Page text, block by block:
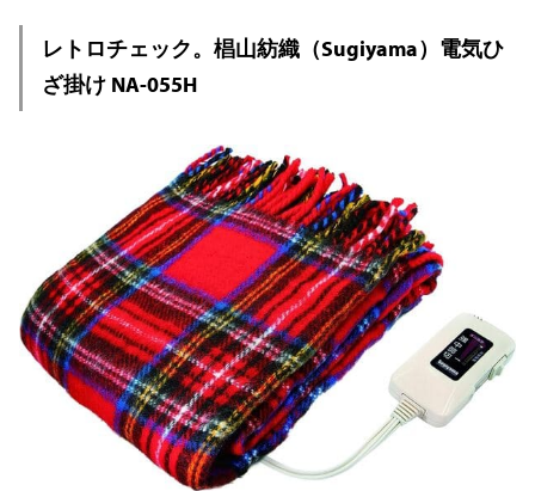
レトロチェック。椙山紡織（Sugiyama）電気ひ
ざ掛け NA-055H